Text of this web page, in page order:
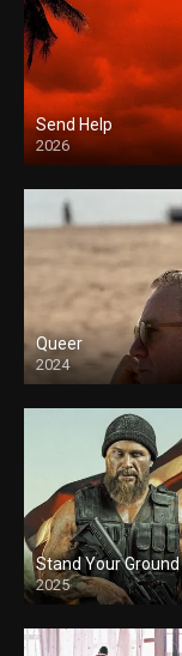
Send Help
2026
Queer
2024
Stand Your Ground
2025